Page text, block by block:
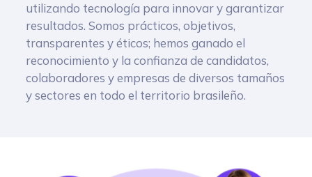
utilizando tecnología para innovar y garantizar
resultados. Somos prácticos, objetivos,
transparentes y éticos; hemos ganado el
reconocimiento y la confianza de candidatos,
colaboradores y empresas de diversos tamaños
y sectores en todo el territorio brasileño.